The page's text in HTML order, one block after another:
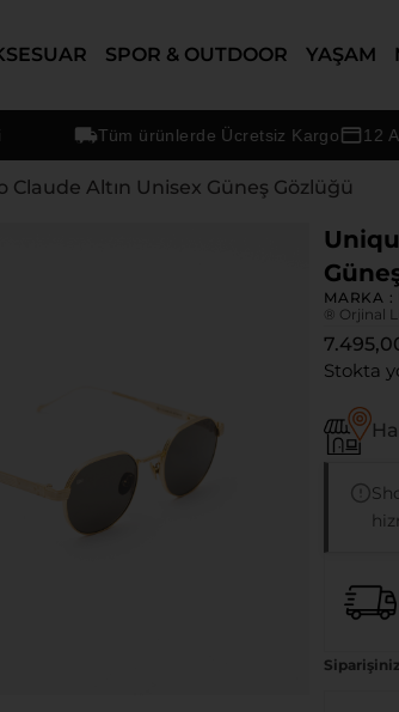
SPOR & OUTDOOR YAŞAM
Tüm ürünlerde Ücretsiz Kargo 12 Aya
Altın Unisex Güneş Gözlüğü
MARKA :
® Orjinal
Stokta